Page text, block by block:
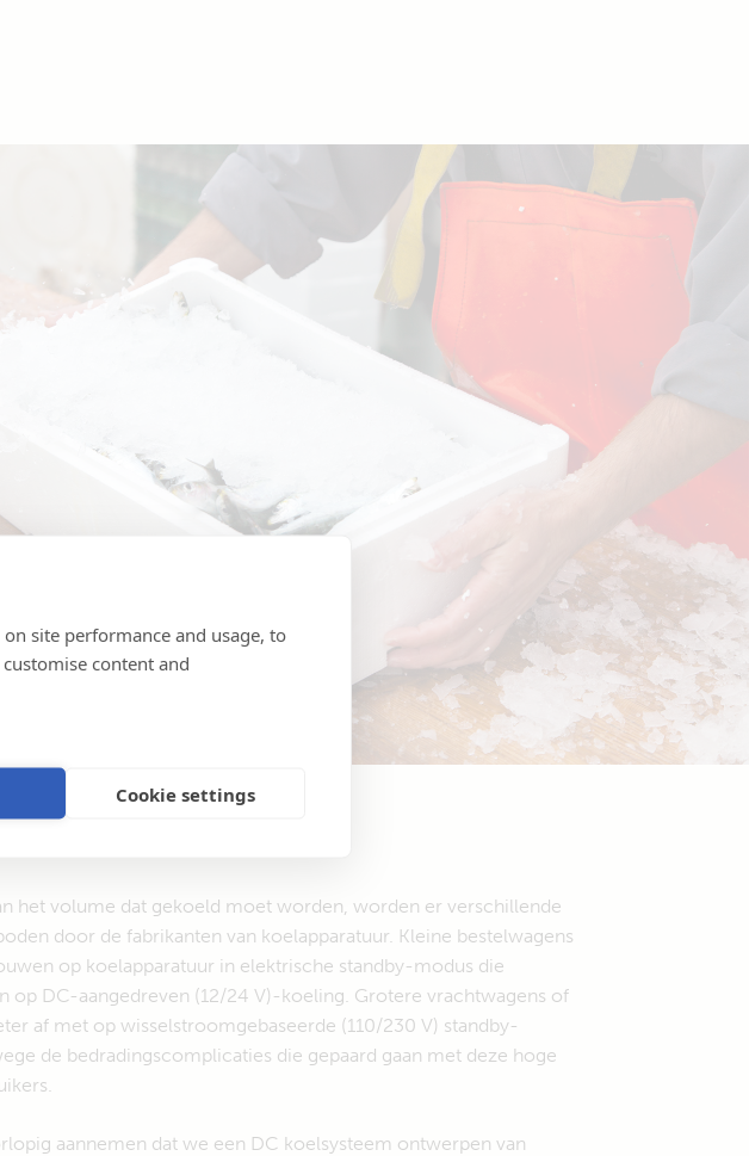
site performance and usage, to
content and
Cookie settings
het volume dat gekoeld moet worden, worden er verschillende
door de fabrikanten van koelapparatuur. Kleine bestelwagens
op koelapparatuur in elektrische standby-modus die
op DC-aangedreven (12/24 V)-koeling. Grotere vrachtwagens of
af met op wisselstroomgebaseerde (110/230 V) standby-
de bedradingscomplicaties die gepaard gaan met deze hoge
aannemen dat we een DC koelsysteem ontwerpen van